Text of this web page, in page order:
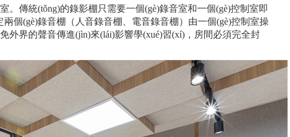
室。傳統(tǒng)的錄影棚只需要一個(gè)錄音室和一個(gè)控制室即
定兩個(gè)錄音棚（人音錄音棚、電音錄音棚）由一個(gè)控制室操
免外界的聲音傳進(jìn)來(lái)影響學(xué)習(xí)， 房間必須完全封